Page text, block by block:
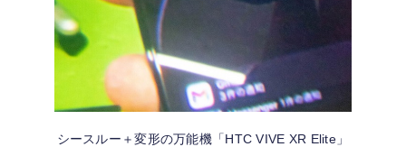
シースルー＋変形の万能機「HTC VIVE XR Elite」